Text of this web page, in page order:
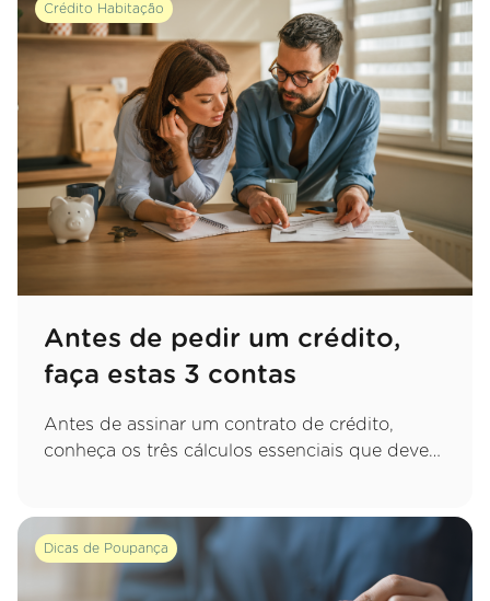
Crédito Habitação
Antes de pedir um crédito,
faça estas 3 contas
Antes de assinar um contrato de crédito,
conheça os três cálculos essenciais que deve
Dicas de Poupança